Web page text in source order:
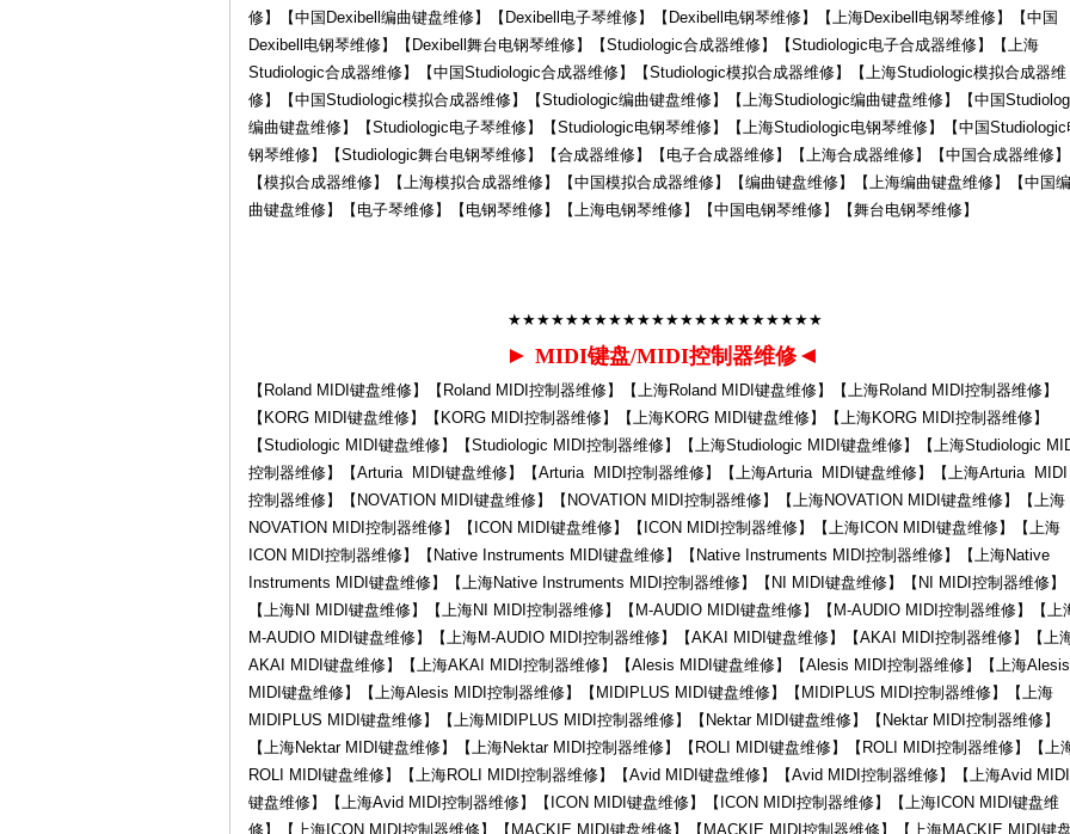
修】【中国Dexibell编曲键盘维修】【Dexibell电子琴维修】【Dexibell电钢琴维修】【上海Dexibell电钢琴维修】【中国
Dexibell电钢琴维修】【Dexibell舞台电钢琴维修】【Studiologic合成器维修】【Studiologic电子合成器维修】【上海
Studiologic合成器维修】【中国Studiologic合成器维修】【Studiologic模拟合成器维修】【上海Studiologic模拟合成器维
修】【中国Studiologic模拟合成器维修】【Studiologic编曲键盘维修】【上海Studiologic编曲键盘维修】【中国
编曲键盘维修】【Studiologic电子琴维修】【Studiologic电钢琴维修】【上海Studiologic电钢琴维修】【中国Studiologic
钢琴维修】【Studiologic舞台电钢琴维修】【合成器维修】【电子合成器维修】【上海合成器维修】【中国合成器维修】
【模拟合成器维修】【上海模拟合成器维修】【中国模拟合成器维修】【编曲键盘维修】【上海编曲键盘维修】【中国编
曲键盘维修】【电子琴维修】【电钢琴维修】【上海电钢琴维修】【中国电钢琴维修】【舞台电钢琴维修】
★★★★★★★★★★★★★★★★★★★★★★
► MIDI键盘/MIDI控制器维修◄
【Roland MIDI键盘维修】【Roland MIDI控制器维修】【上海Roland MIDI键盘维修】【上海Roland MIDI控制器维修】
【KORG MIDI键盘维修】【KORG MIDI控制器维修】【上海KORG MIDI键盘维修】【上海KORG MIDI控制器维修】
【Studiologic MIDI键盘维修】【Studiologic MIDI控制器维修】【上海Studiologic MIDI键盘维修】【上海Studiologic
控制器维修】【Arturia MIDI键盘维修】【Arturia MIDI控制器维修】【上海Arturia MIDI键盘维修】【上海Arturia MIDI
控制器维修】【NOVATION MIDI键盘维修】【NOVATION MIDI控制器维修】【上海NOVATION MIDI键盘维修】【上海
NOVATION MIDI控制器维修】【ICON MIDI键盘维修】【ICON MIDI控制器维修】【上海ICON MIDI键盘维修】【上海
ICON MIDI控制器维修】【Native Instruments MIDI键盘维修】【Native Instruments MIDI控制器维修】【上海Native
Instruments MIDI键盘维修】【上海Native Instruments MIDI控制器维修】【NI MIDI键盘维修】【NI MIDI控制器维修】
【上海NI MIDI键盘维修】【上海NI MIDI控制器维修】【M-AUDIO MIDI键盘维修】【M-AUDIO MIDI控制器维修】【上
M-AUDIO MIDI键盘维修】【上海M-AUDIO MIDI控制器维修】【AKAI MIDI键盘维修】【AKAI MIDI控制器维修】【上
AKAI MIDI键盘维修】【上海AKAI MIDI控制器维修】【Alesis MIDI键盘维修】【Alesis MIDI控制器维修】【上海Alesis
MIDI键盘维修】【上海Alesis MIDI控制器维修】【MIDIPLUS MIDI键盘维修】【MIDIPLUS MIDI控制器维修】【上海
MIDIPLUS MIDI键盘维修】【上海MIDIPLUS MIDI控制器维修】【Nektar MIDI键盘维修】【Nektar MIDI控制器维修】
【上海Nektar MIDI键盘维修】【上海Nektar MIDI控制器维修】【ROLI MIDI键盘维修】【ROLI MIDI控制器维修】【上
ROLI MIDI键盘维修】【上海ROLI MIDI控制器维修】【Avid MIDI键盘维修】【Avid MIDI控制器维修】【上海Avid MIDI
键盘维修】【上海Avid MIDI控制器维修】【ICON MIDI键盘维修】【ICON MIDI控制器维修】【上海ICON MIDI键盘维
修】【上海ICON MIDI控制器维修】【MACKIE MIDI键盘维修】【MACKIE MIDI控制器维修】【上海MACKIE MIDI键盘